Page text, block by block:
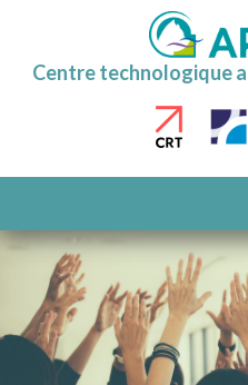
Centre technologique
AU
CONTENU